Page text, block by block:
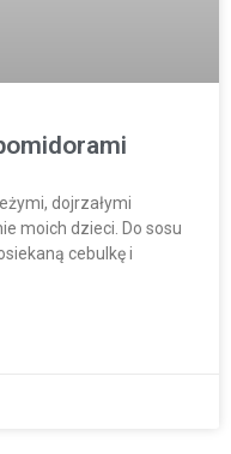
dojrzałymi
moich dzieci. Do sosu
cebulkę i